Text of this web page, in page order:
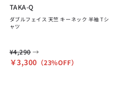
TAKA-Q
ダブルフェイス 天竺 キーネック 半袖 Tシ
ャツ
¥4,290 →
￥3,300 （23%OFF）